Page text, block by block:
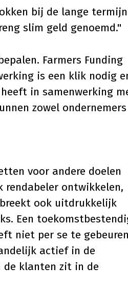
bij de lange
slim geld genoemd."
Farmers Funding
is een klik nodig
in samenwerking
zowel ondernemers
voor andere doelen
rendabeler ontwikkelen,
ook uitdrukkelijk
Een
niet per se te gebeuren
actief in de
de klanten zit in de